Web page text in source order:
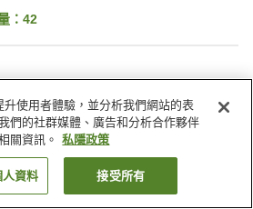
： 42
水療/美容院
露天浴池（溫泉）
找客房
使用者體驗，並分析我們網站的表
們的社群媒體、廣告和分析合作夥伴
關資訊。
私隱政策
資料 接受所有